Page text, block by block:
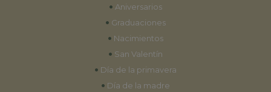
• Aniversarios
• Graduaciones
• Nacimientos
• San Valentín
• Día de la primavera
• Día de la madre